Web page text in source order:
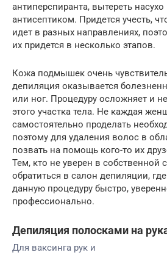
антиперспиранта, вытереть насухо
антисептиком. Придется учесть,
идет в разных направлениях,
их придется в несколько этапов.
Кожа подмышек очень
депиляция оказывается
или ног. Процедуру осложняет и
этого участка тела. Не каждая
самостоятельно проделать
поэтому для удаления волос в
позвать на помощь кого-то их
Тем, кто не уверен в собственной
обратиться в салон депиляции,
данную процедуру быстро,
профессионально.
Депиляция полосками на
Для ваксинга рук и